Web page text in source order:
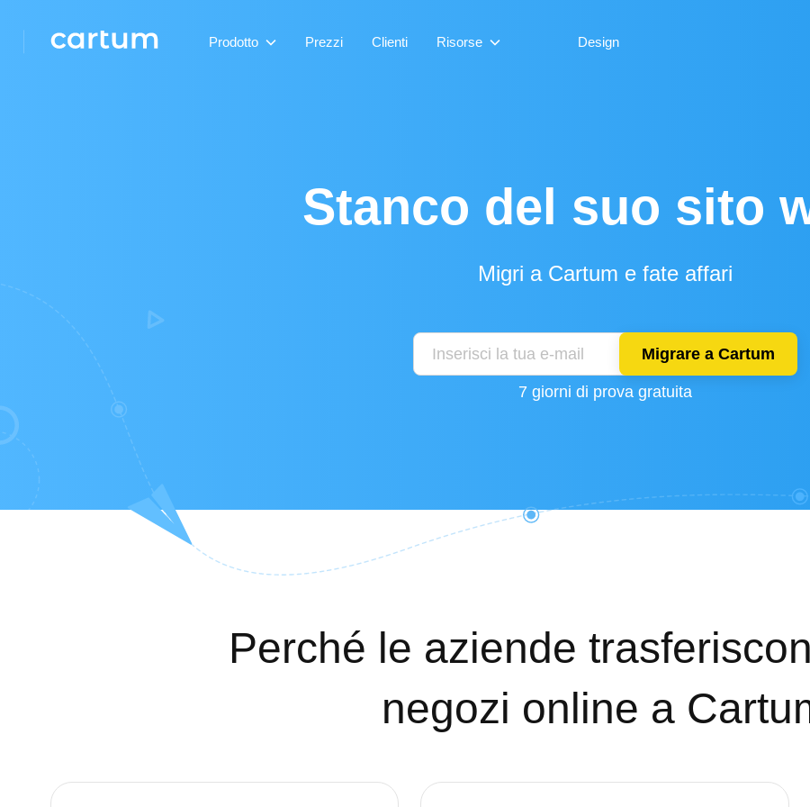
Prodotto Prezzi Clienti Risorse Design
Stanco del suo sito
Migri a Cartum e fate affari
Migrare a Cartum
7 giorni di prova gratuita
Perché le aziende
negozi online a